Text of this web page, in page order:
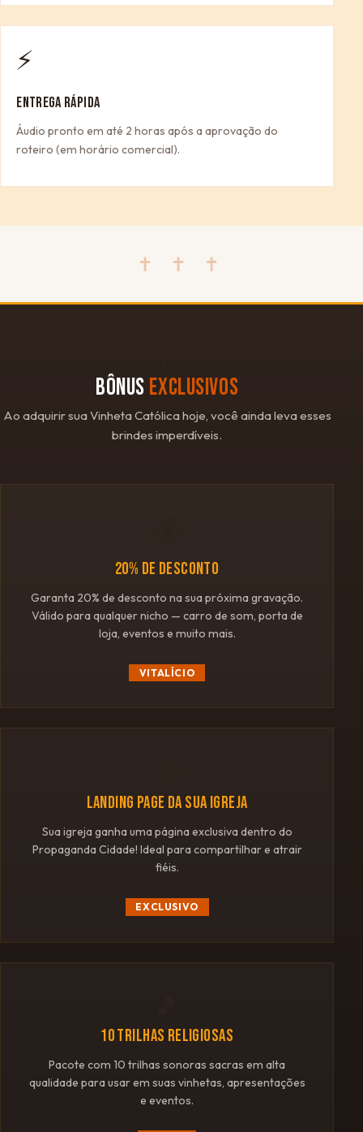
⚡
ENTREGA RÁPIDA
Áudio pronto em até 2 horas após a aprovação do
roteiro (em horário comercial).
✝ ✝ ✝
BÔNUS EXCLUSIVOS
Ao adquirir sua Vinheta Católica hoje, você ainda leva esses
brindes imperdíveis.
20% DE DESCONTO
Garanta 20% de desconto na sua próxima gravação.
Válido para qualquer nicho — carro de som, porta de
loja, eventos e muito mais.
VITALÍCIO
LANDING PAGE DA SUA IGREJA
Sua igreja ganha uma página exclusiva dentro do
Propaganda Cidade! Ideal para compartilhar e atrair
fiéis.
EXCLUSIVO
10 TRILHAS RELIGIOSAS
Pacote com 10 trilhas sonoras sacras em alta
qualidade para usar em suas vinhetas, apresentações
e eventos.